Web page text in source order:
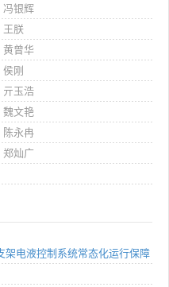
冯银辉
王朕
黄曾华
侯刚
亓玉浩
魏文艳
陈永冉
郑灿广
电液控制系统常态化运行保障